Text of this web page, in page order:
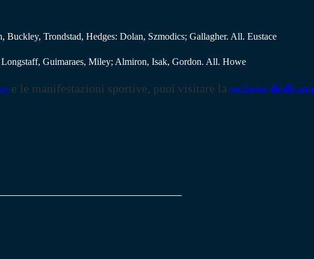
Buckley, Trondstad, Hedges: Dolan, Szmodics; Gallagher. All. Eustace
Guimaraes, Miley; Almiron, Isak, Gordon. All. Howe
e le manifestazioni sportive, puoi visitare la sezione dedicata